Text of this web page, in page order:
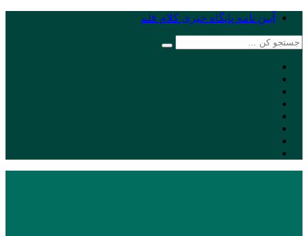
آیین نامه پایگاه خبری کلام قلم